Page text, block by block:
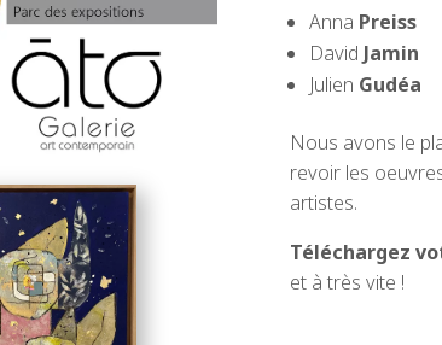
Anna Preiss
David Jamin
Julien Gudéa
Nous avons le
revoir les
artistes.
Téléchargez
et à très vite !